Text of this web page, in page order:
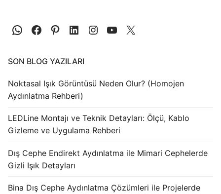
SON BLOG YAZILARI
Noktasal Işık Görüntüsü Neden Olur? (Homojen
Aydınlatma Rehberi)
LEDLine Montajı ve Teknik Detayları: Ölçü, Kablo
Gizleme ve Uygulama Rehberi
Dış Cephe Endirekt Aydınlatma ile Mimari Cephelerde
Gizli Işık Detayları
Bina Dış Cephe Aydınlatma Çözümleri ile Projelerde